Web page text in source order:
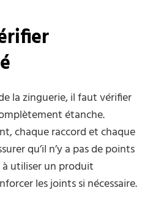
la zinguerie, il faut vérifier
étanche.
chaque raccord et chaque
qu’il n’y a pas de points
à utiliser un produit
les joints si nécessaire.